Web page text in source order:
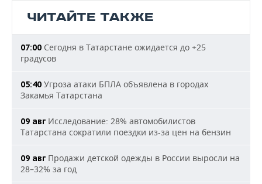
ЧИТАЙТЕ ТАКЖЕ
07:00 Сегодня в Татарстане ожидается до +25
градусов
05:40 Угроза атаки БПЛА объявлена в городах
Закамья Татарстана
09 авг Исследование: 28% автомобилистов
Татарстана сократили поездки из-за цен на бензин
09 авг Продажи детской одежды в России выросли на
28–32% за год